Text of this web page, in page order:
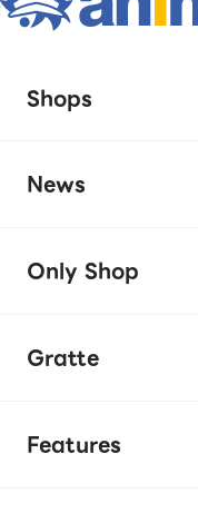
Shops
News
Only Shop
Gratte
Features